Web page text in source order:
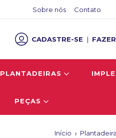
Sobre nós Contato
CADASTRE-SE |
PLANTADEIRAS
PEÇAS
Início